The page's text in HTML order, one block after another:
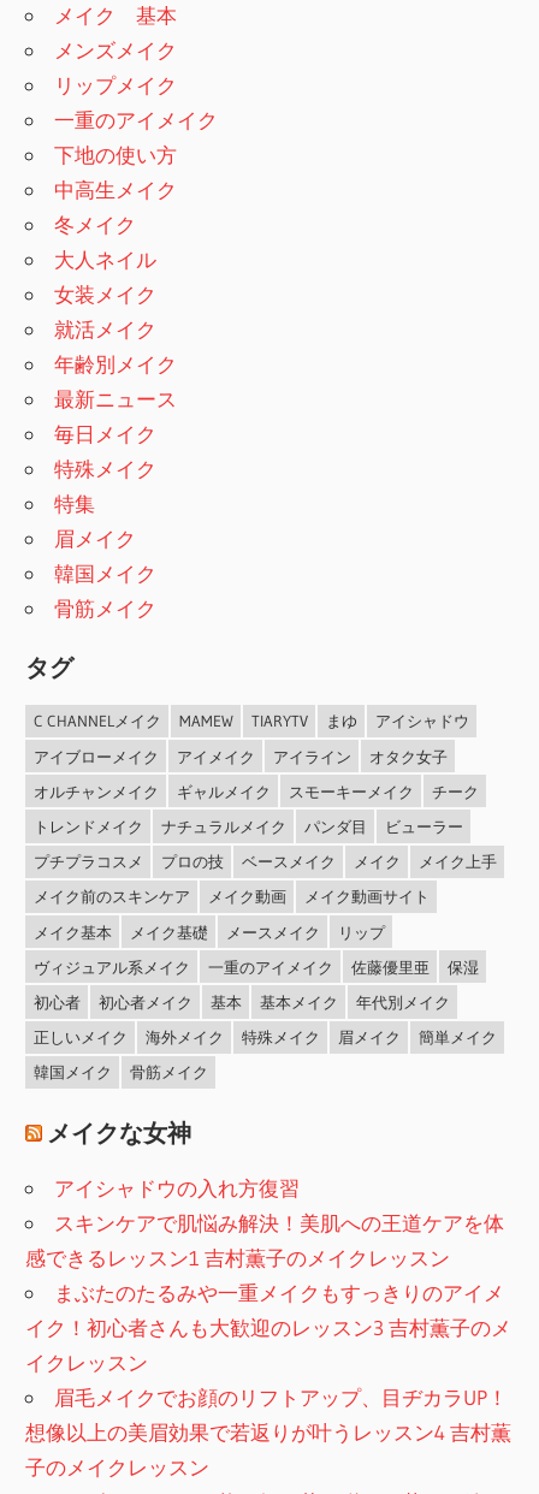
メイク 基本
メンズメイク
リップメイク
一重のアイメイク
下地の使い方
中高生メイク
冬メイク
大人ネイル
女装メイク
就活メイク
年齢別メイク
最新ニュース
毎日メイク
特殊メイク
特集
眉メイク
韓国メイク
骨筋メイク
タグ
C CHANNELメイク MAMEW TIARYTV まゆ
アイシャドウ
アイブローメイク
アイメイク アイライン
オタク女子
オルチャンメイク
ギャルメイク スモーキーメイク
チーク
トレンドメイク
ナチュラルメイク パンダ目
ビューラー
プチプラコスメ
プロの技 ベースメイク メイク
メイク上手
メイク前のスキンケア
メイク動画
メイク動画サイト
メイク基本
メイク基礎 メースメイク
リップ
ヴィジュアル系メイク
一重のアイメイク 佐藤優里亜
保湿
初心者
初心者メイク 基本 基本メイク
年代別メイク
正しいメイク
海外メイク 特殊メイク 眉メイク
簡単メイク
韓国メイク
骨筋メイク
メイクな女神
アイシャドウの入れ方復習
スキンケアで肌悩み解決！美肌への王道ケアを体
感できるレッスン1 吉村薫子のメイクレッスン
まぶたのたるみや一重メイクもすっきりのアイメ
イク！初心者さんも大歓迎のレッスン3 吉村薫子のメ
イクレッスン
眉毛メイクでお顔のリフトアップ、目ヂカラUP！
想像以上の美眉効果で若返りが叶うレッスン4 吉村薫
子のメイクレッスン